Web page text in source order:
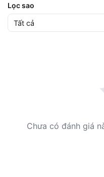
Lọc sao
Chưa có đánh giá